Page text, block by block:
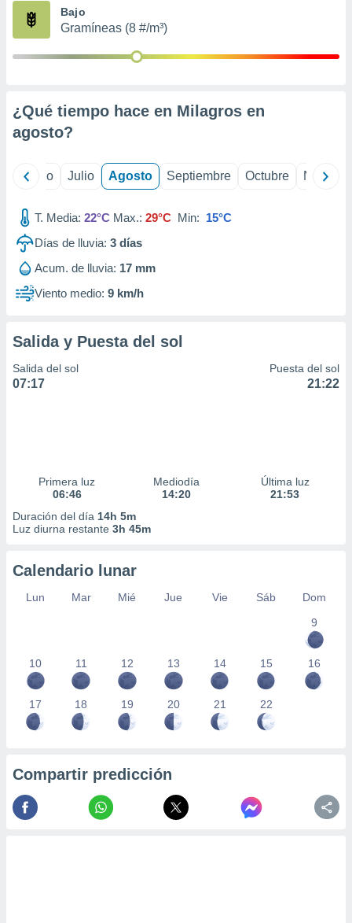
publicidad
1199
Bajo
Gramíneas (8 #/m³)
¿Qué tiempo hace en Milagros en
agosto?
Junio Julio Agosto Septiembre Octubre
T. Media: 22°C Max.: 29°C Min: 15°C
Días de lluvia: 3 días
Acum. de lluvia: 17 mm
Viento medio: 9 km/h
Salida y Puesta del sol
Salida del sol
07:17
Puesta del sol
21:22
Primera luz
06:46
Mediodía
14:20
Última luz
21:53
Duración del día 14h 5m
Luz diurna restante 3h 45m
Calendario lunar
Lun Mar Mié Jue Vie Sáb
Dom
9
10 11 12 13 14 15 16
17 18 19 20 21 22
Compartir predicción